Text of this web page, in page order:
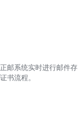
邮系统实时进行邮件存
书流程。